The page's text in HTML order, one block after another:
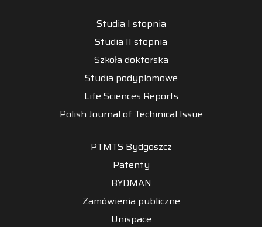
Studia I stopnia
Studia II stopnia
Szkoła doktorska
Studia podyplomowe
Life Sciences Reports
Polish Journal of Techinical Issue
PTMTS Bydgoszcz
Patenty
BYDMAN
Zamówienia publiczne
Unispace